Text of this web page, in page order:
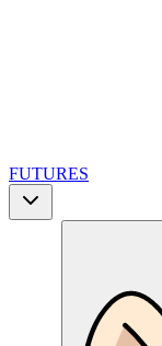
FUTURES